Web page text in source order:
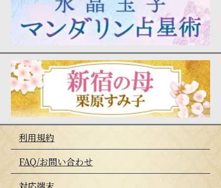
利用規約
FAQ/お問い合わせ